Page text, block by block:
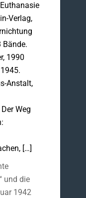
Verlag,
Bände.
1990
Anstalt,
Weg
[…]
und die
1942